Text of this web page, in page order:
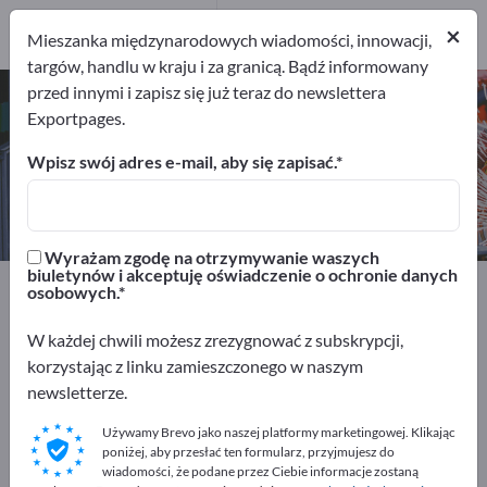
Gwintownik – znajdź producentów
i dostawców
6
6
Exportpages
Narzędzia warsztatowe
Reklamuj się bezpłatnie w serwisie
Exportpages!
Szukaj – Oferty – Towary używane – Kontakty biznesowe
>> zacznij tutaj
×
Mieszanka międzynarodowych wiadomości, innowacji,
targów, handlu w kraju i za granicą. Bądź informowany
przed innymi i zapisz się już teraz do newslettera
Exportpages.
Wpisz swój adres e-mail, aby się zapisać.
Wyrażam zgodę na otrzymywanie waszych
biuletynów i akceptuję oświadczenie o ochronie danych
osobowych.
W każdej chwili możesz zrezygnować z subskrypcji,
korzystając z linku zamieszczonego w naszym
newsletterze.
Używamy Brevo jako naszej platformy marketingowej. Klikając
poniżej, aby przesłać ten formularz, przyjmujesz do
wiadomości, że podane przez Ciebie informacje zostaną